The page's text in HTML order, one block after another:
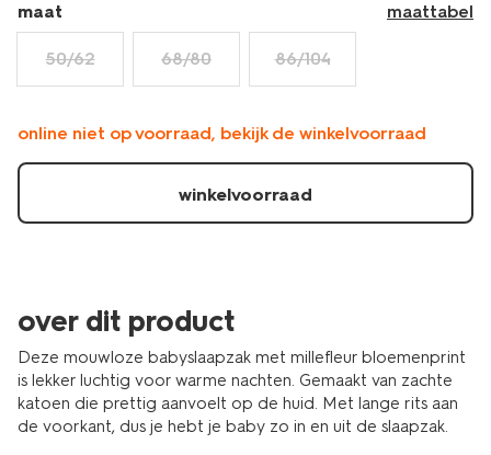
maat maattabel
50/62 68/80 86/104
online niet op voorraad, bekijk de winkelvoorraad
winkelvoorraad
over dit product
Deze mouwloze babyslaapzak met millefleur bloemenprint
is lekker luchtig voor warme nachten. Gemaakt van zachte
katoen die prettig aanvoelt op de huid. Met lange rits aan
de voorkant, dus je hebt je baby zo in en uit de slaapzak.